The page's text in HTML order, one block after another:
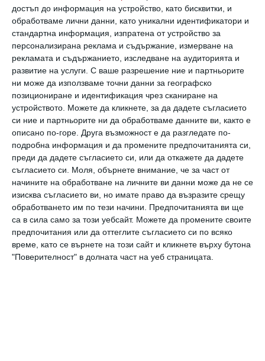
достъп до информация на устройство, като бисквитки, и
обработваме лични данни, като уникални идентификатори и
стандартна информация, изпратена от устройство за
персонализирана реклама и съдържание, измерване на
рекламата и съдържанието, изследване на аудиторията и
развитие на услуги. С ваше разрешение ние и партньорите
ни може да използваме точни данни за географско
позициониране и идентификация чрез сканиране на
устройството. Можете да кликнете, за да дадете съгласието
си ние и партньорите ни да обработваме данните ви, както е
описано по-горе. Друга възможност е да разгледате по-
подробна информация и да промените предпочитанията си,
преди да дадете съгласието си, или да откажете да дадете
съгласието си. Моля, обърнете внимание, че за част от
начините на обработване на личните ви данни може да не се
изисква съгласието ви, но имате право да възразите срещу
обработването им по тези начини. Предпочитанията ви ще
са в сила само за този уебсайт. Можете да промените своите
предпочитания или да оттеглите съгласието си по всяко
време, като се върнете на този сайт и кликнете върху бутона
"Поверителност" в долната част на уеб страницата.
отпечатъци е, че те помагат на
пръстите да работят по-прецизно.
Тези линии ни улесняват да хващаме
предмети, да ги държим и да усещаме
повърхностите им.
Ако кожата на пръстите беше напълно
гладка, ръцете ни щяха да се затрудняват
при фина работа.
Просто казано, пръстовите отпечатъци
правят пръстите по-ловки. Те ни помагат
да вдигнем чаша, да държим молив, да
закопчаваме копчета и намаляват риска да
изпуснем това, което държим.
Как помагат да хващаме предмети